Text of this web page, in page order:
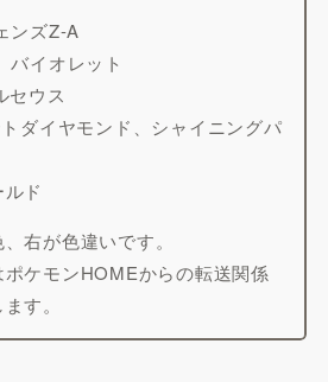
ンズZ-A
バイオレット
セウス
ダイヤモンド、シャイニングパ
ド
右が色違いです。
ケモンHOMEからの転送関係
す。